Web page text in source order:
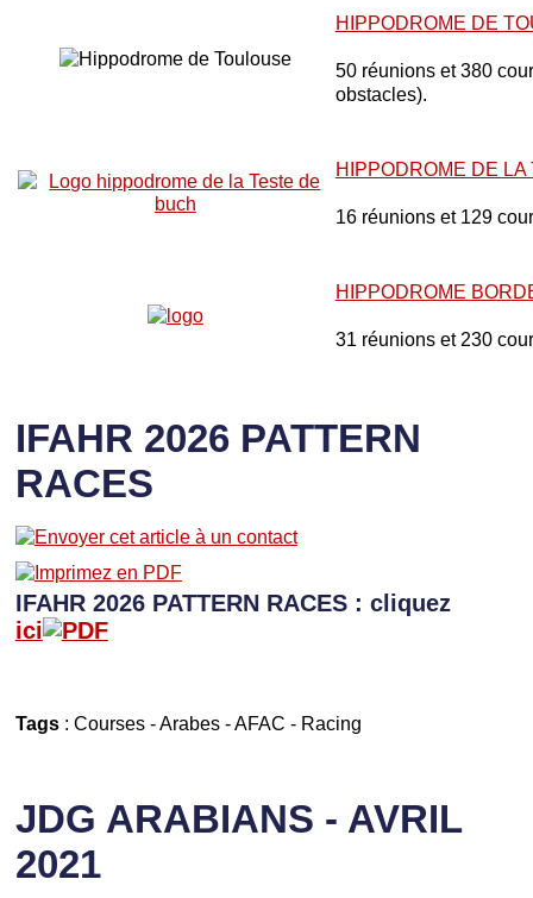
HIPPODROME DE
50 réunions et 380
obstacles).
HIPPODROME DE LA
16 réunions et 129
HIPPODROME
31 réunions et 230
IFAHR 2026 PATTERN
RACES
IFAHR 2026 PATTERN RACES : cliquez
ici
Tags: Courses-Arabes-AFAC - Racing
JDG ARABIANS - AVRIL
2021